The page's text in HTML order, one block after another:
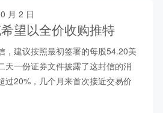
月 2 日
望以全价收购推特
，建议按照最初签署的每股54.20美
天一份证券文件披露了这封信的消
过20%，几个月来首次接近交易价